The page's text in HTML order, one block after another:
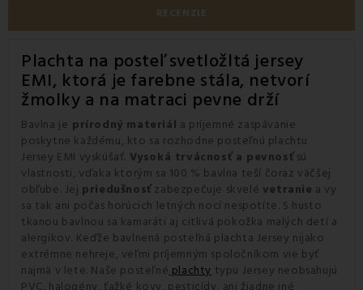
RECENZIE
Plachta na posteľ svetložltá jersey
EMI, ktorá je farebne stála, netvorí
žmolky a na matraci pevne drží
Bavlna je prírodný materiál a príjemné zaspávanie
poskytne každému, kto sa rozhodne posteľnú plachtu
Jersey EMI vyskúšať. Vysoká trvácnosť a pevnosťsú
vlastnosti, vďaka ktorým sa 100 % bavlna teší čoraz väčšej
obľube. Jej priedušnosťzabezpečuje skvelé vetranie a vy
sa tak ani počas horúcich letných nocí nespotíte. S husto
tkanou bavlnou sa kamaráti aj citlivá pokožka malých detí a
alergikov. Keďže bavlnená posteľná plachta Jersey nijako
extrémne nehreje, veľmi príjemným spoločníkom vie byť
najmä v lete. Naše posteľné plachty typu Jersey neobsahujú
PVC, halogény, ťažké kovy, pesticídy, ani žiadne iné